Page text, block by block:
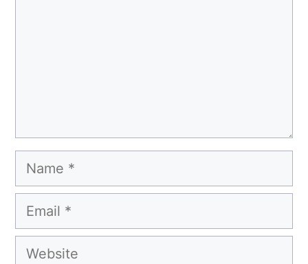
Name
Email
Website